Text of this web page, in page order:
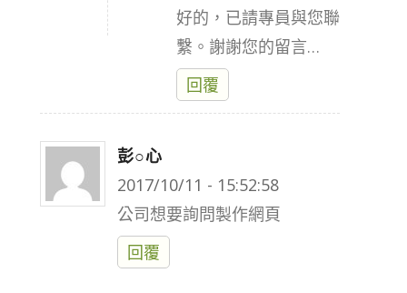
好的，已請專員與您聯
繫。謝謝您的留言…
回覆
彭○心
2017/10/11 - 15:52:58
公司想要詢問製作網頁
回覆